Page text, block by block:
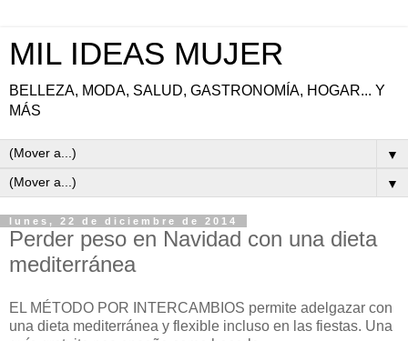
MIL IDEAS MUJER
BELLEZA, MODA, SALUD, GASTRONOMÍA, HOGAR... Y
MÁS
▼
▼
lunes, 22 de diciembre de 2014
Perder peso en Navidad con una dieta
mediterránea
EL MÉTODO POR INTERCAMBIOS permite adelgazar con
una dieta mediterránea y flexible incluso en las fiestas. Una